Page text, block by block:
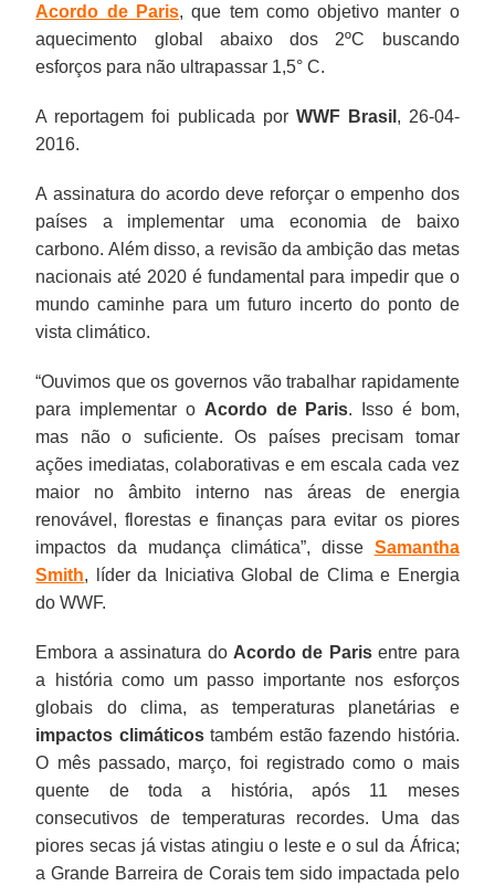
Acordo de Paris, que tem como objetivo manter o
aquecimento global abaixo dos 2ºC buscando
esforços para não ultrapassar 1,5° C.
A reportagem foi publicada por WWF Brasil , 26-04-
2016.
A assinatura do acordo deve reforçar o empenho dos
países a implementar uma economia de baixo
carbono. Além disso, a revisão da ambição das metas
nacionais até 2020 é fundamental para impedir que o
mundo caminhe para um futuro incerto do ponto de
vista climático.
“Ouvimos que os governos vão trabalhar rapidamente
para implementar o Acordo de Paris. Isso é bom,
mas não o suficiente. Os países precisam tomar
ações imediatas, colaborativas e em escala cada vez
maior no âmbito interno nas áreas de energia
renovável, florestas e finanças para evitar os piores
impactos da mudança climática”, disse Samantha
Smith, líder da Iniciativa Global de Clima e Energia
do WWF.
Embora a assinatura do Acordo de Parisentre para
a história como um passo importante nos esforços
globais do clima, as temperaturas planetárias e
impactos climáticostambém estão fazendo história.
O mês passado, março, foi registrado como o mais
quente de toda a história, após 11 meses
consecutivos de temperaturas recordes. Uma das
piores secas já vistas atingiu o leste e o sul da África;
a Grande Barreira de Corais tem sido impactada pelo